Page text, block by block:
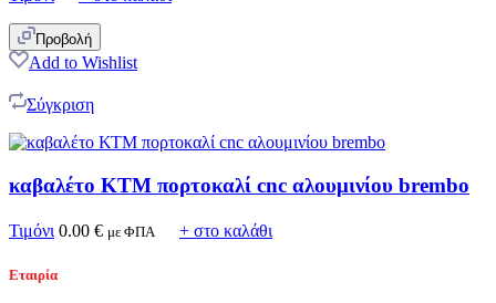
Προβολή
Add to Wishlist
Σύγκριση
καβαλέτο ΚΤΜ πορτοκαλί cnc αλουμινίου brembo
Τιμόνι 0.00 € με ΦΠΑ + στο καλάθι
Εταιρία